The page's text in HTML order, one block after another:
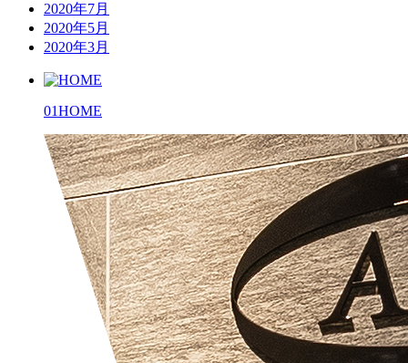
2020年7月
2020年5月
2020年3月
01HOME